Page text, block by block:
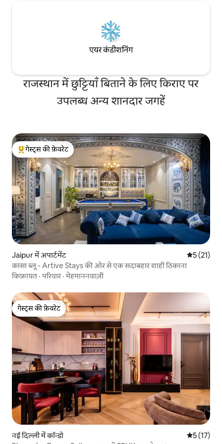
एयर कंडीशनिंग
राजस्थान में छुट्टियाँ बिताने के लिए किराए पर
उपलब्ध अन्य शानदार जगहें
गेस्ट्स का टॉप फ़ेवरेट
गेस्ट्स की फ़ेवरेट
Jaipur में अपार्टमेंट औसत रेटिंग
5 (21)
कासा ब्लू - Artive Stays की ओर से एक सदाबहार शाही ठिकाना
किफ़ायत ·परिवार ·मेहमाननवाज़ी
गेस्ट्स की फ़ेवरेट
गेस्ट्स की फ़ेवरेट
नई दिल्ली में कॉन्डो औसत रेटिंग
5 (17)